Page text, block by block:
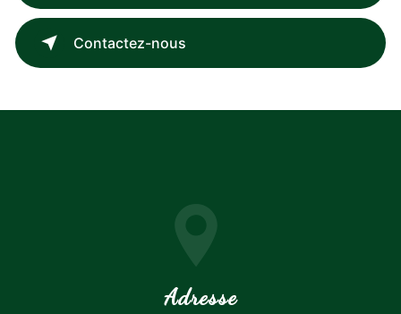
Contactez-nous
Adresse